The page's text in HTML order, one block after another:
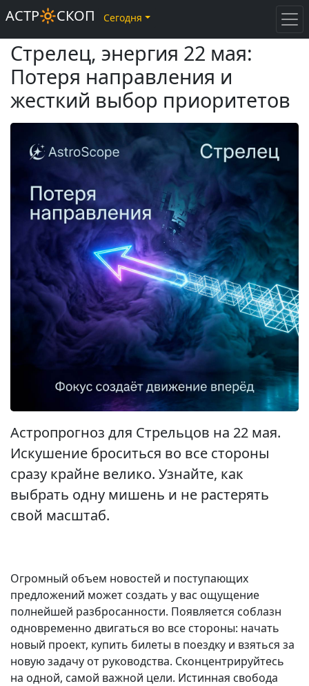
Стрелец, энергия 22 мая:
Потеря направления и
жесткий выбор приоритетов
Астропрогноз для Стрельцов на 22 мая.
Искушение броситься во все стороны
сразу крайне велико. Узнайте, как
выбрать одну мишень и не растерять
свой масштаб.
Огромный объем новостей и поступающих
предложений может создать у вас ощущение
полнейшей разбросанности. Появляется соблазн
одновременно двигаться во все стороны: начать
новый проект, купить билеты в поездку и взяться за
новую задачу от руководства. Сконцентрируйтесь
на одной, самой важной цели. Истинная свобода
АСТР🔆СКОП Сегодня